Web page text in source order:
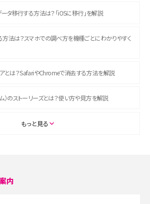
タ移行する方法は？「iOSに移行」を解説
法は？スマホでの調べ方を機種ごとにわかりやすく
とは？SafariやChromeで消去する方法を解説
）のストーリーズとは？使い方や見方を解説
代表ジャンルや楽しみ方を解説
法は？方法ごとの影響や復活・復元する方法も解説
もっと見る
内